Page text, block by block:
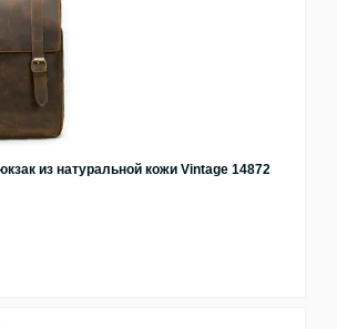
из натуральной кожи Vintage 14872